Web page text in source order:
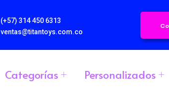
(+57) 314 450 6313
ventas@titantoys.com.co
Categorías Personalizados